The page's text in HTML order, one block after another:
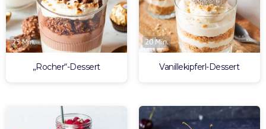
25 Min.
„Rocher“-Dessert
20 Min.
Vanillekipferl-Dessert